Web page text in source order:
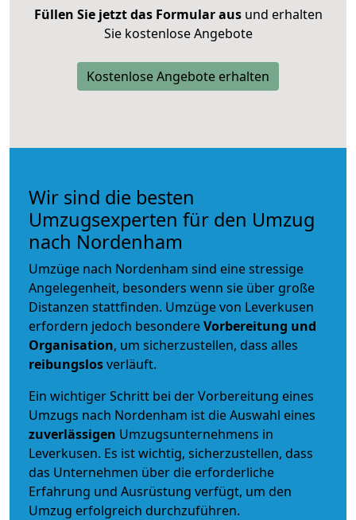
Füllen Sie jetzt das Formular ausund erhalten
Sie kostenlose Angebote
Kostenlose Angebote erhalten
Wir sind die besten
Umzugsexperten für den Umzug
nach Nordenham
Umzüge nach Nordenham sind eine stressige
Angelegenheit, besonders wenn sie über große
Distanzen stattfinden. Umzüge von Leverkusen
erfordern jedoch besondereVorbereitung und
Organisation, um sicherzustellen, dass alles
reibungslosverläuft.
Ein wichtiger Schritt bei der Vorbereitung eines
Umzugs nach Nordenham ist die Auswahl eines
zuverlässigen Umzugsunternehmens in
Leverkusen. Es ist wichtig, sicherzustellen, dass
das Unternehmen über die erforderliche
Erfahrung und Ausrüstung verfügt, um den
Umzug erfolgreich durchzuführen.